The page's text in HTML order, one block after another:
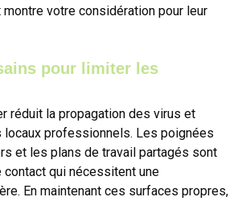
montre votre considération pour leur
pour limiter les
réduit la propagation des virus et
locaux professionnels. Les poignées
et les plans de travail partagés sont
contact qui nécessitent une
En maintenant ces surfaces propres,